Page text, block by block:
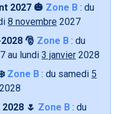
2027 🎃 Zone B : du
8 novembre 2027
🎅 Zone B : du
au lundi 3 janvier 2028
Zone B : du samedi 5
2028
🌷 Zone B : du